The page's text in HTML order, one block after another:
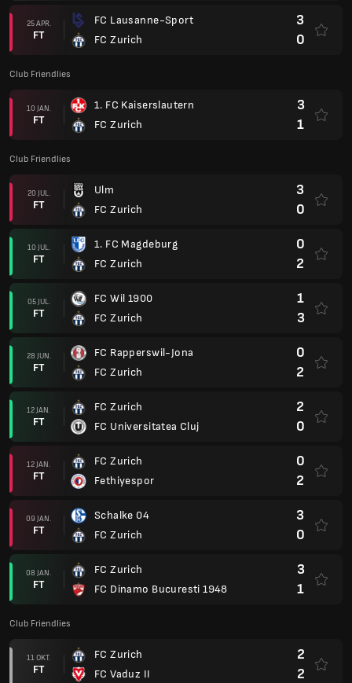
25 APR.
FT
FC Lausanne-Sport
FC Zurich
3
0
Club Friendlies
10 JAN.
FT
1. FC Kaiserslautern
FC Zurich
3
1
Club Friendlies
20 JUL.
FT
Ulm
FC Zurich
3
0
10 JUL.
FT
1. FC Magdeburg
FC Zurich
0
2
05 JUL.
FT
FC Wil 1900
FC Zurich
1
3
28 JUN.
FT
FC Rapperswil-Jona
FC Zurich
0
2
12 JAN.
FT
FC Zurich
FC Universitatea Cluj
2
0
12 JAN.
FT
FC Zurich
Fethiyespor
0
2
09 JAN.
FT
Schalke 04
FC Zurich
3
0
08 JAN.
FT
FC Zurich
FC Dinamo Bucuresti 1948
3
1
Club Friendlies
11 OKT.
FT
FC Zurich
FC Vaduz II
2
2